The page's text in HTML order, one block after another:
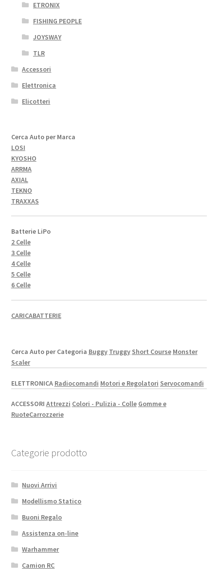
ETRONIX
FISHING PEOPLE
JOYSWAY
TLR
Accessori
Elettronica
Elicotteri
Cerca Auto per Marca
LOSI
KYOSHO
ARRMA
AXIAL
TEKNO
TRAXXAS
Batterie LiPo
2 Celle
3 Celle
4 Celle
5 Celle
6 Celle
CARICABATTERIE
Cerca Auto per Categoria Buggy Truggy Short Course Monster
Scaler
ELETTRONICA Radiocomandi Motori e Regolatori Servocomandi
ACCESSORI Attrezzi Colori - Pulizia - Colle Gomme e
RuoteCarrozzerie
Categorie prodotto
Nuovi Arrivi
Modellismo Statico
Buoni Regalo
Assistenza on-line
Warhammer
Camion RC